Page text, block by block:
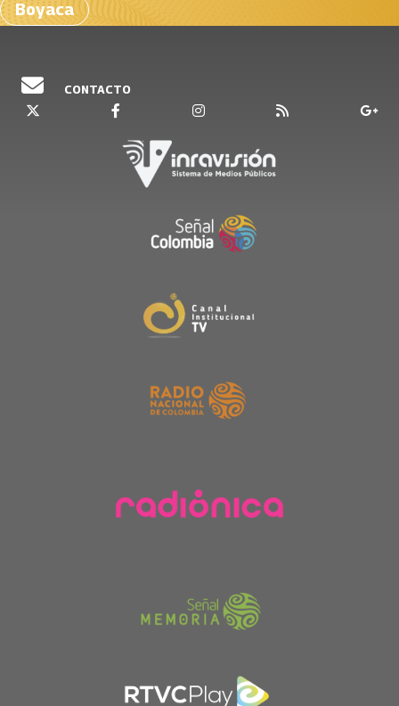
Boyaca
CONTACTO